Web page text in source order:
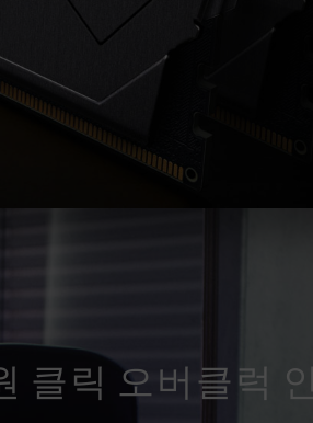
클릭 오버클럭